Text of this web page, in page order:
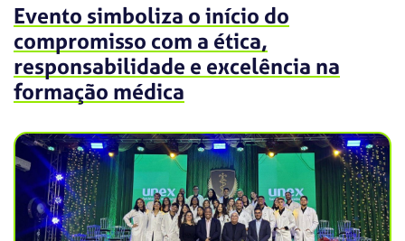
Evento simboliza o início do
compromisso com a ética,
responsabilidade e excelência na
formação médica